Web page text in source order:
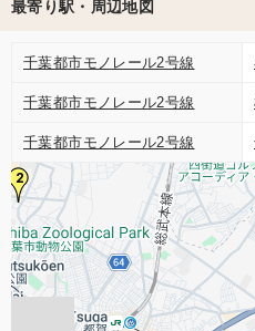
最寄り駅・周辺地図
千葉都市モノレール2号線
千葉都市モノレール2号線
千葉都市モノレール2号線
2